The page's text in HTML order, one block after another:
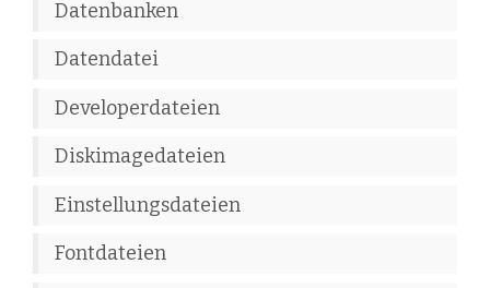
Datenbanken
Datendatei
Developerdateien
Diskimagedateien
Einstellungsdateien
Fontdateien